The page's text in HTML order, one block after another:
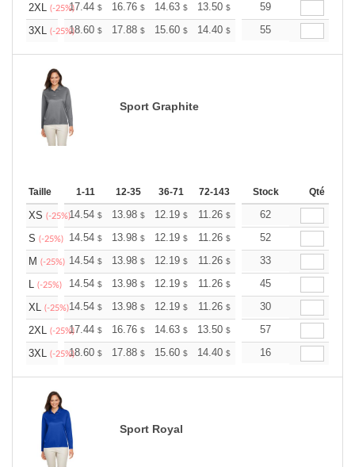
2XL (-25%)17.44 $ 16.76 $ 14.63 $ 13.50 $ 12.83$
59
3XL (-25%)18.60 $ 17.88 $ 15.60 $ 14.40 $ 13.68$
55
Sport Graphite
Taille 1-11 12-35 36-71 72-143 144-287 288 +
Stock Qté
XS (-25%)14.54 $ 13.98 $ 12.19 $ 11.26 $ 10.69$
62
S (-25%) 14.54 $ 13.98 $ 12.19 $ 11.26 $ 10.69$
52
M (-25%) 14.54 $ 13.98 $ 12.19 $ 11.26 $ 10.69$
33
L (-25%) 14.54 $ 13.98 $ 12.19 $ 11.26 $ 10.69$
45
XL (-25%)14.54 $ 13.98 $ 12.19 $ 11.26 $ 10.69$
30
2XL (-25%)17.44 $ 16.76 $ 14.63 $ 13.50 $ 12.83$
57
3XL (-25%)18.60 $ 17.88 $ 15.60 $ 14.40 $ 13.68$
16
Sport Royal